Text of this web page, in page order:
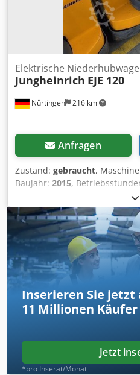
Nürtingen 216 km
Elektrische
Jungheinrich EJE 120
Anfragen
Zustand: gebraucht,
Baujahr: 2015,
,
Kraftstofftyp:elektrisch,
1’320 mm, Batteriespannung:
Gesamtgewicht:551 kg,
Seriennummer: 98133439
250 Ah (Baujahr 2019)
Inserieren Sie jetzt
11 Millionen
Jetzt
*pro Inserat/Monat